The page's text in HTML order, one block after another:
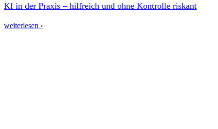
KI in der Praxis – hilfreich und ohne Kontrolle riskant
weiterlesen ›